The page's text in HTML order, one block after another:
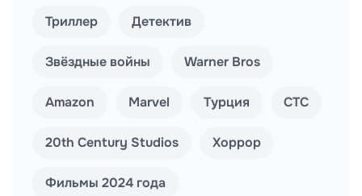
Триллер Детектив
Звёздные войны Warner Bros
Amazon Marvel Турция СТС
20th Century Studios Хоррор
Фильмы 2024 года